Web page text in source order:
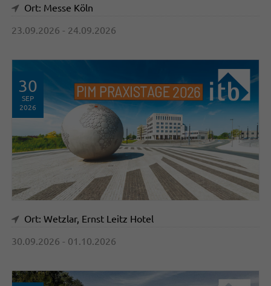
Ort: Messe Köln
23.09.2026 - 24.09.2026
30
SEP
2026
Ort: Wetzlar, Ernst Leitz Hotel
30.09.2026 - 01.10.2026